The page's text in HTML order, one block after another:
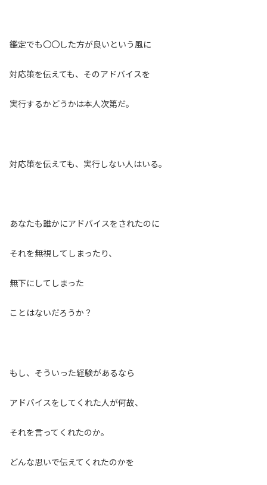
鑑定でも〇〇した方が良いという風に
対応策を伝えても、そのアドバイスを
実行するかどうかは本人次第だ。
対応策を伝えても、実行しない人はいる。
あなたも誰かにアドバイスをされたのに
それを無視してしまったり、
無下にしてしまった
ことはないだろうか？
もし、そういった経験があるなら
アドバイスをしてくれた人が何故、
それを言ってくれたのか。
どんな思いで伝えてくれたのかを